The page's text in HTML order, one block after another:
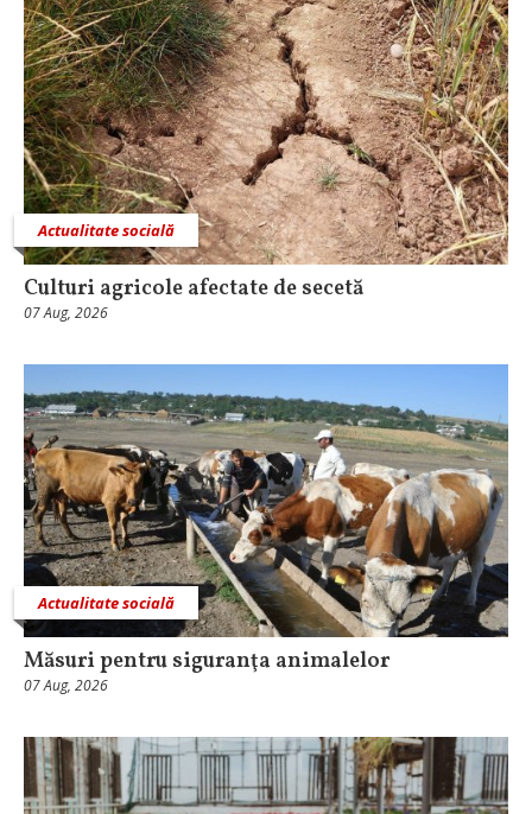
Actualitate socială
Culturi agricole afectate de secetă
07 Aug, 2026
Actualitate socială
Măsuri pentru siguranţa animalelor
07 Aug, 2026